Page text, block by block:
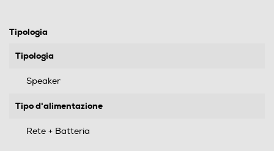
Tipologia
Tipologia
Speaker
Tipo d'alimentazione
Rete + Batteria